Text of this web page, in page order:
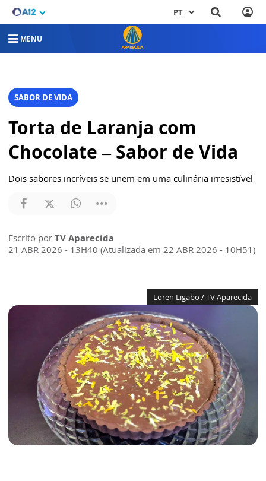
PT
MENU
SABOR DE VIDA
Torta de Laranja com
Chocolate – Sabor de Vida
Dois sabores incríveis se unem em uma culinária irresistível
Escrito por TV Aparecida
21 ABR 2026 - 13H40 (Atualizada em 22 ABR 2026 - 10H51)
Loren Ligabo / TV Aparecida